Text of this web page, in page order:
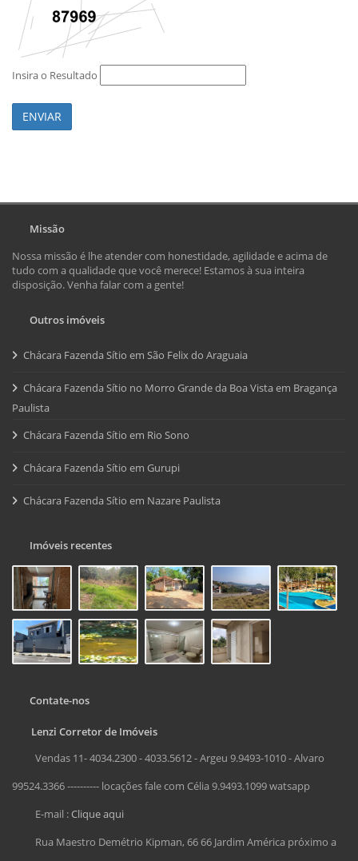
Insira o Resultado
ENVIAR
Missão
Nossa missão é lhe atender com honestidade, agilidade e acima de
tudo com a qualidade que você merece! Estamos à sua inteira
disposição. Venha falar com a gente!
Outros imóveis
Chácara Fazenda Sítio em São Felix do Araguaia
Chácara Fazenda Sítio no Morro Grande da Boa Vista em Bragança
Paulista
Chácara Fazenda Sítio em Rio Sono
Chácara Fazenda Sítio em Gurupi
Chácara Fazenda Sítio em Nazare Paulista
Imóveis recentes
Contate-nos
Lenzi Corretor de Imóveis
Vendas 11- 4034.2300 - 4033.5612 - Argeu 9.9493-1010 - Alvaro
99524.3366 ---------- locações fale com Célia 9.9493.1099 watsapp
E-mail :Clique aqui
Rua Maestro Demétrio Kipman, 66 66 Jardim América próximo a